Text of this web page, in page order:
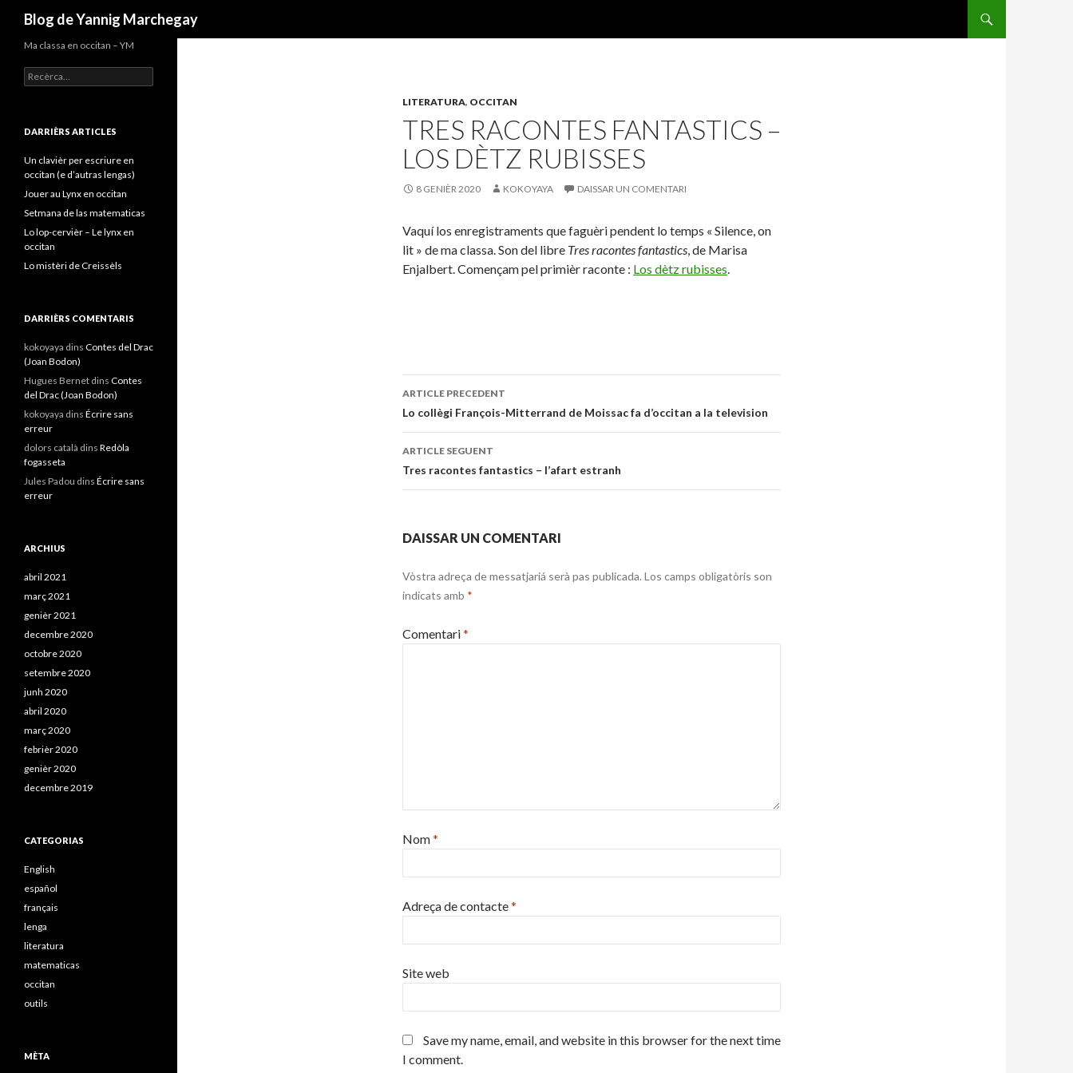
Blog de Yannig Marchegay
LITERATURA, OCCITAN
TRES RACONTES FANTASTICS –
LOS DÈTZ RUBISSES
8 GENIÈR 2020 KOKOYAYA DAISSAR UN COMENTARI
Vaquí los enregistraments que faguèri pendent lo temps « Silence, on
lit » de ma classa. Son del libre Tres racontes fantastics, de Marisa
Enjalbert. Començam pel primièr raconte : Los dètz rubisses.
Navigacion
dels
articles
ARTICLE PRECEDENT
Lo collègi François-Mitterrand de Moissac fa d’occitan a la television
ARTICLE SEGUENT
Tres racontes fantastics – l’afart estranh
DAISSAR UN COMENTARI
Vòstra adreça de messatjariá serà pas publicada. Los camps obligatòris son
indicats amb *
Comentari*
Nom*
Adreça de contacte*
Site web
Save my name, email, and website in this browser for the next time
I comment.
Ma classa en occitan – YM
Recercar :
DARRIÈRS ARTICLES
Un clavièr per escriure en
occitan (e d’autras lengas)
Jouer au Lynx en occitan
Setmana de las matematicas
Lo lop-cervièr – Le lynx en
occitan
Lo mistèri de Creissèls
DARRIÈRS COMENTARIS
kokoyaya dins Contes del Drac
(Joan Bodon)
Hugues Bernet dins Contes
del Drac (Joan Bodon)
kokoyaya dins Écrire sans
erreur
dolors català dins Redòla
fogasseta
Jules Padou dins Écrire sans
erreur
ARCHIUS
abril 2021
març 2021
genièr 2021
decembre 2020
octobre 2020
setembre 2020
junh 2020
abril 2020
març 2020
febrièr 2020
genièr 2020
decembre 2019
CATEGORIAS
English
español
français
lenga
literatura
matematicas
occitan
outils
MÈTA